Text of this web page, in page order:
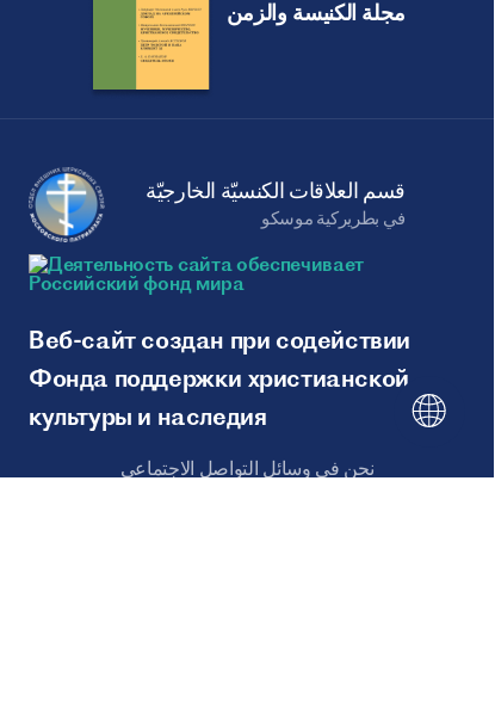
مجلة الكنيسة والزمن
قسم العلاقات الكنسيّة الخارجيّة
في بطريركية موسكو
Веб-сайт создан при содействии
Фонда поддержки христианской
культуры и наследия
نحن في وسائل التواصل الاجتماعي